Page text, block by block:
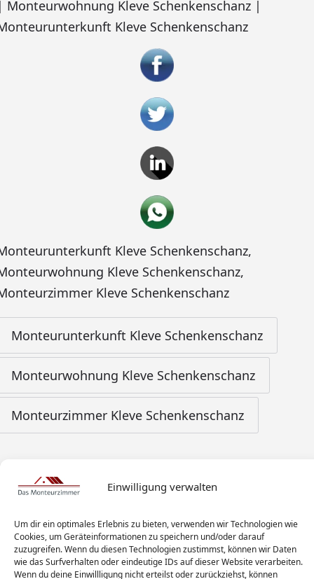
Einwilligung verwalten
Um dir ein optimales Erlebnis zu bieten, verwenden wir Technologien wie
Cookies, um Geräteinformationen zu speichern und/oder darauf
zuzugreifen. Wenn du diesen Technologien zustimmst, können wir Daten
wie das Surfverhalten oder eindeutige IDs auf dieser Website verarbeiten.
Wenn du deine Einwillligung nicht erteilst oder zurückziehst, können
Monteurwohnung Kleve Schenkenschanz |
Kleve Schenkenschanz
Kleve Schenkenschanz,
Kleve Schenkenschanz,
Kleve Schenkenschanz
Monteurunterkunft Kleve Schenkenschanz
Monteurwohnung Kleve Schenkenschanz
Monteurzimmer Kleve Schenkenschanz